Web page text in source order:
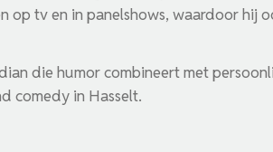
op tv en in panelshows, waardoor hij
die humor combineert met
comedy in Hasselt.